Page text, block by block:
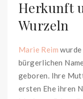
Herkunft
Wurzeln
Marie Reim
bürgerlichen
geboren. Ihre
ersten Ehe ihren